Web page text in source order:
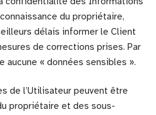
du propriétaire,
délais informer le Client
de corrections prises. Par
« données sensibles ».
de l’Utilisateur peuvent être
propriétaire et des sous-